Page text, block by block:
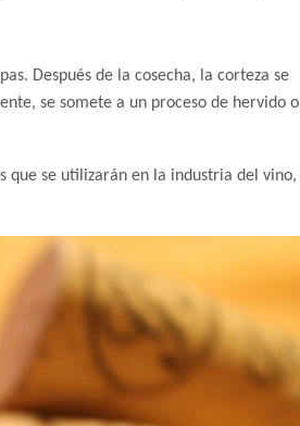
Después de la cosecha, la corteza se
se somete a un proceso de hervido o
que se utilizarán en la industria del vino,